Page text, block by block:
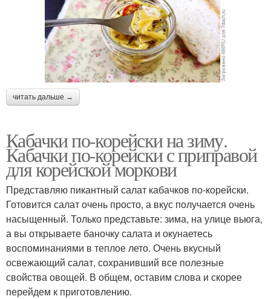
читать дальше →
Кабачки по-корейски на зиму.
Кабачки по-корейски с приправой
для корейской моркови
Представляю пикантный салат кабачков по-корейски.
Готовится салат очень просто, а вкус получается очень
насыщенный. Только представьте: зима, на улице вьюга,
а вы открываете баночку салата и окунаетесь
воспоминаниями в теплое лето. Очень вкусный
освежающий салат, сохранивший все полезные
свойства овощей. В общем, оставим слова и скорее
перейдем к приготовлению.